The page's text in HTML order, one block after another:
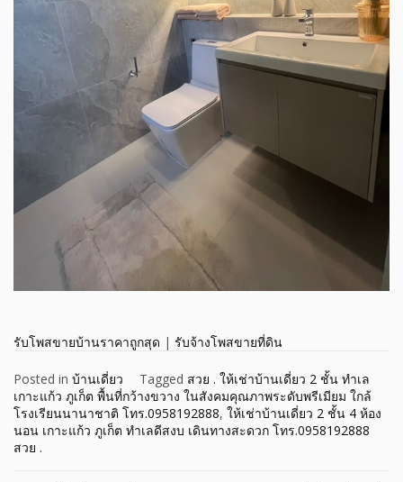
รับโพสขายบ้านราคาถูกสุด | รับจ้างโพสขายที่ดิน
Posted in บ้านเดี่ยว Tagged สวย . ให้เช่าบ้านเดี่ยว 2 ชั้น ทำเล
เกาะแก้ว ภูเก็ต พื้นที่กว้างขวาง ในสังคมคุณภาพระดับพรีเมียม ใกล้
โรงเรียนนานาชาติ โทร.0958192888, ให้เช่าบ้านเดี่ยว 2 ชั้น 4 ห้อง
นอน เกาะแก้ว ภูเก็ต ทำเลดีสงบ เดินทางสะดวก โทร.0958192888
สวย .